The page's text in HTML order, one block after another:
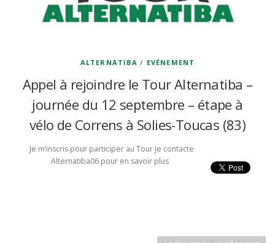
ALTERNATIBA / EVÉNEMENT
Appel à rejoindre le Tour Alternatiba –
journée du 12 septembre – étape à
vélo de Correns à Solies-Toucas (83)
Je m’inscris pour participer au Tour Je contacte
Alternatiba06 pour en savoir plus